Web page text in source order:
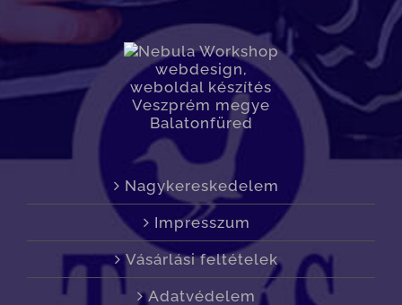
Nagykereskedelem
Impresszum
Vásárlási feltételek
Adatvédelem